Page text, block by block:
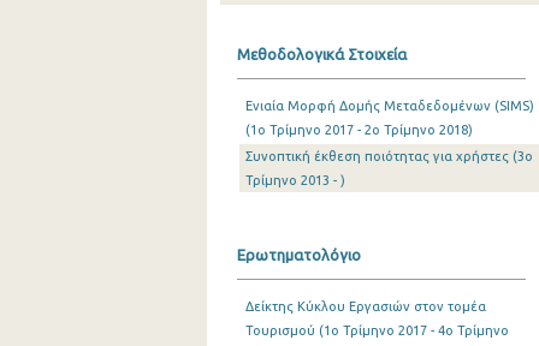
2o Τρίμηνο 2021
1o Τρίμηνο 2021
3o Τρίμηνο 2020
1o Τρίμηνο 2020
Μεθοδολογικά Στοιχεία
Ενιαία Μορφή Δομής Μεταδεδομένων (SIMS)
(1o Τρίμηνο 2017 - 2o Τρίμηνο 2018)
Συνοπτική έκθεση ποιότητας για χρήστες (3o
Τρίμηνο 2013 - )
Ερωτηματολόγιο
Δείκτης Κύκλου Εργασιών στον τομέα
Τουρισμού (1o Τρίμηνο 2017 - 4o Τρίμηνο